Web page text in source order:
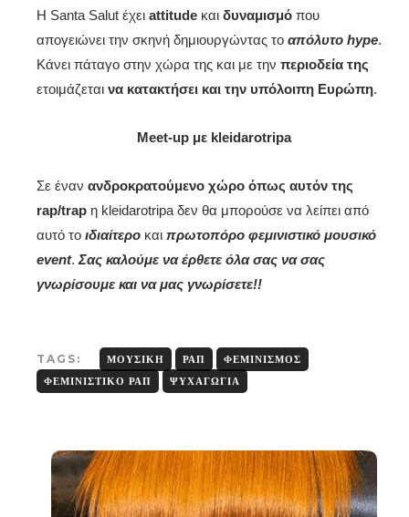
Η Santa Salut έχει attitude και δυναμισμό που
απογειώνει την σκηνή δημιουργώντας το απόλυτο hype.
Κάνει πάταγο στην χώρα της και με την περιοδεία της
ετοιμάζεται να κατακτήσει και την υπόλοιπη Ευρώπη.
Meet-up με kleidarotripa
Σε έναν ανδροκρατούμενο χώρο όπως αυτόν της
rap/trap η kleidarotripa δεν θα μπορούσε να λείπει από
αυτό το ιδιαίτερο και πρωτοπόρο φεμινιστικό μουσικό
event. Σας καλούμε να έρθετε όλα σας να σας
γνωρίσουμε και να μας γνωρίσετε!!
TAGS: ΜΟΥΣΙΚΉ ΡΑΠ
ΦΕΜΙΝΙΣΜΌΣ
ΦΕΜΙΝΙΣΤΙΚΌ ΡΑΠ
ΨΥΧΑΓΩΓΊΑ